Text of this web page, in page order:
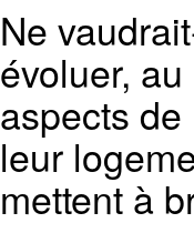
Ne
évoluer,
aspects
leur
mettent à